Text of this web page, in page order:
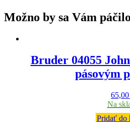
Možno by sa Vám
Bruder 04055
pásovým
65,00
Na
Pridať do